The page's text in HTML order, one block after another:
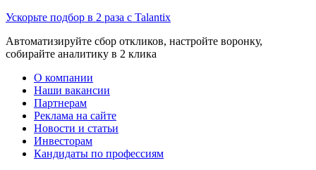
Ускорьте подбор в 2 раза с Talantix
Автоматизируйте сбор откликов, настройте воронку,
собирайте аналитику в 2 клика
О компании
Наши вакансии
Партнерам
Реклама на сайте
Новости и статьи
Инвесторам
Кандидаты по профессиям